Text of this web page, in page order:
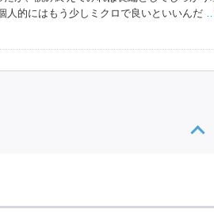
人的にはもう少しミクロで良いといいんだ